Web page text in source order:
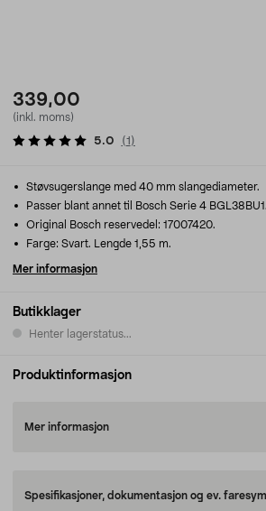
339,00
(inkl. moms)
5.0 (1 )
Butikklager
Henter lagerstatus...
Støvsugerslange med 40 mm slangediameter.
Passer blant annet til Bosch Serie 4 BGL38BU1.
Original Bosch reservedel: 17007420.
Farge: Svart. Lengde 1,55 m.
Mer informasjon
Produktinformasjon
Mer informasjon
Spesifikasjoner, dokumentasjon og ev.